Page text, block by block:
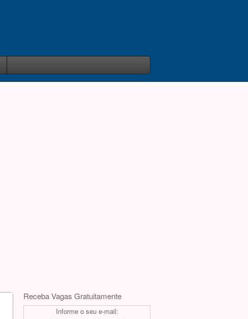
Receba Vagas Gratuitamente
Informe o seu e-mail: